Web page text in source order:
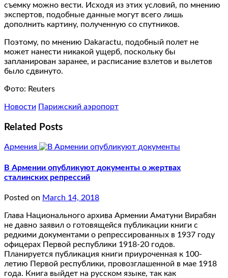
съемку можно вести. Исходя из этих условий, по мнению
экспертов, подобные данные могут всего лишь
дополнить картину, полученную со спутников.
Поэтому, по мнению Dakaractu, подобный полет не
может нанести никакой ущерб, поскольку бы
запланирован заранее, и расписание взлетов и вылетов
было сдвинуто.
Фото: Reuters
Новости Парижский аэропорт
Related Posts
Армения
В Армении опубликуют документы о жертвах
сталинских репрессий
Posted on March 14, 2018
Глава Национального архива Армении Аматуни Вирабян
не давно заявил о готовящейся публикации книги с
редкими документами о репрессированных в 1937 году
офицерах Первой республики 1918-20 годов.
Планируется публикация книги приуроченная к 100-
летию Первой республики, провозглашенной в мае 1918
года. Книга выйдет на русском языке, так как